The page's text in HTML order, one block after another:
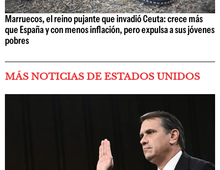
Marruecos, el reino pujante que invadió Ceuta: crece más
que España y con menos inflación, pero expulsa a sus jóvenes
pobres
MÁS NOTICIAS DE ESTADOS UNIDOS